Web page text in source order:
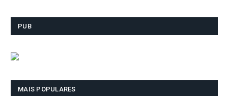
PUB
MAIS POPULARES